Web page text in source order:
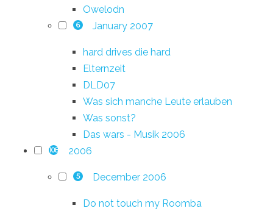
Owelodn
6 January 2007
hard drives die hard
Elternzeit
DLD07
Was sich manche Leute erlauben
Was sonst?
Das wars - Musik 2006
108 2006
5 December 2006
Do not touch my Roomba